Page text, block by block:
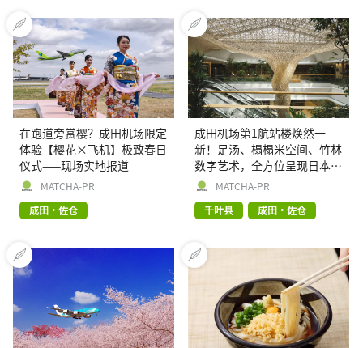
在跑道旁赏樱？成田机场限定
体验【樱花×飞机】极致春日
仪式——现场实地报道
MATCHA-PR
成田・佐仓
成田机场第1航站楼焕然一
新！足汤、榻榻米空间、竹林
数字艺术，全方位呈现日本传
统文化与前沿科技的完美融合
MATCHA-PR
千叶县
成田・佐仓